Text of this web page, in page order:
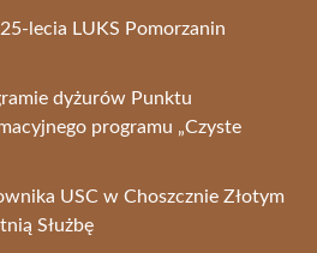
lecia LUKS Pomorzanin
dyżurów Punktu
programu „Czyste
USC w Choszcznie Złotym
Służbę